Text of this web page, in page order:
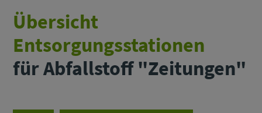
Übersicht
Entsorgungsstationen
für Abfallstoff "Zeitungen"